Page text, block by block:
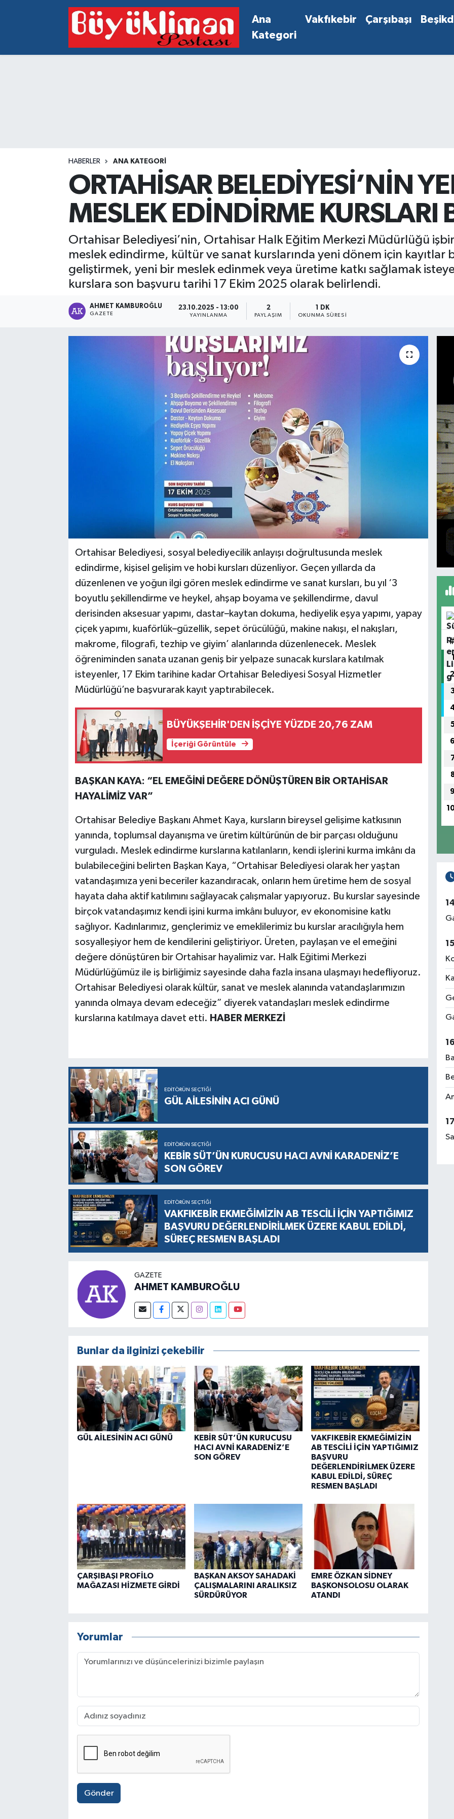
Ana
Kategori
Vakfıkebir Çarşıbaşı
HABERLER ANA KATEGORI
ORTAHİSAR BELEDİYESİ’NİN
MESLEK EDİNDİRME KURSLARI
Ortahisar Belediyesi’nin, Ortahisar Halk Eğitim Merkezi Müdürlüğü
meslek edindirme, kültür ve sanat kurslarında yeni dönem için kayıtlar
geliştirmek, yeni bir meslek edinmek veya üretime katkı sağlamak
kurslara son başvuru tarihi 17 Ekim 2025 olarak belirlendi.
AHMET KAMBUROĞLU
GAZETE
23.10.2025 - 13:00
YAYINLANMA
2
PAYLAŞIM
1 DK
OKUNMA SÜRESI
Ortahisar Belediyesi, sosyal belediyecilik anlayışı doğrultusunda meslek
edindirme, kişisel gelişim ve hobi kursları düzenliyor. Geçen yıllarda da
düzenlenen ve yoğun ilgi gören meslek edindirme ve sanat kursları, bu yıl ‘3
boyutlu şekillendirme ve heykel, ahşap boyama ve şekillendirme, davul
derisinden aksesuar yapımı, dastar–kaytan dokuma, hediyelik eşya yapımı, yapay
çiçek yapımı, kuaförlük–güzellik, sepet örücülüğü, makine nakışı, el nakışları,
makrome, filografi, tezhip ve giyim’ alanlarında düzenlenecek. Meslek
öğreniminden sanata uzanan geniş bir yelpaze sunacak kurslara katılmak
isteyenler, 17 Ekim tarihine kadar Ortahisar Belediyesi Sosyal Hizmetler
Müdürlüğü’ne başvurarak kayıt yaptırabilecek.
BÜYÜKŞEHİR'DEN İŞÇİYE YÜZDE 20,76 ZAM
İçeriği Görüntüle
BAŞKAN KAYA: “EL EMEĞİNİ DEĞERE DÖNÜŞTÜREN BİR ORTAHİSAR
HAYALİMİZ VAR”
Ortahisar Belediye Başkanı Ahmet Kaya, kursların bireysel gelişime katkısının
yanında, toplumsal dayanışma ve üretim kültürünün de bir parçası olduğunu
vurguladı. Meslek edindirme kurslarına katılanların, kendi işlerini kurma imkânı da
bulabileceğini belirten Başkan Kaya, “Ortahisar Belediyesi olarak her yaştan
vatandaşımıza yeni beceriler kazandıracak, onların hem üretime hem de sosyal
hayata daha aktif katılımını sağlayacak çalışmalar yapıyoruz. Bu kurslar sayesinde
birçok vatandaşımız kendi işini kurma imkânı buluyor, ev ekonomisine katkı
sağlıyor. Kadınlarımız, gençlerimiz ve emeklilerimiz bu kurslar aracılığıyla hem
sosyalleşiyor hem de kendilerini geliştiriyor. Üreten, paylaşan ve el emeğini
değere dönüştüren bir Ortahisar hayalimiz var. Halk Eğitimi Merkezi
Müdürlüğümüz ile iş birliğimiz sayesinde daha fazla insana ulaşmayı hedefliyoruz.
Ortahisar Belediyesi olarak kültür, sanat ve meslek alanında vatandaşlarımızın
yanında olmaya devam edeceğiz” diyerek vatandaşları meslek edindirme
kurslarına katılmaya davet etti. HABER MERKEZİ
EDITÖRÜN SEÇTIĞI
GÜL AİLESİNİN ACI GÜNÜ
EDITÖRÜN SEÇTIĞI
KEBİR SÜT’ÜN KURUCUSU HACI AVNİ KARADENİZ’E
SON GÖREV
EDITÖRÜN SEÇTIĞI
VAKFIKEBİR EKMEĞİMİZİN AB TESCİLİ İÇİN YAPTIĞIMIZ
BAŞVURU DEĞERLENDİRİLMEK ÜZERE KABUL EDİLDİ,
SÜREÇ RESMEN BAŞLADI
GAZETE
AHMET KAMBUROĞLU
Bunlar da ilginizi çekebilir
GÜL AİLESİNİN ACI GÜNÜ
KEBİR SÜT’ÜN KURUCUSU
HACI AVNİ KARADENİZ’E
SON GÖREV
VAKFIKEBİR EKMEĞİMİZİN
AB TESCİLİ İÇİN YAPTIĞIMIZ
BAŞVURU
DEĞERLENDİRİLMEK ÜZERE
KABUL EDİLDİ, SÜREÇ
RESMEN BAŞLADI
ÇARŞIBAŞI PROFİLO
MAĞAZASI HİZMETE GİRDİ
BAŞKAN AKSOY SAHADAKİ
ÇALIŞMALARINI ARALIKSIZ
SÜRDÜRÜYOR
EMRE ÖZKAN SİDNEY
BAŞKONSOLOSU OLARAK
ATANDI
Yorumlar
Gönder
#
1
2
6
9
Vakfıkebir Hava Durumu